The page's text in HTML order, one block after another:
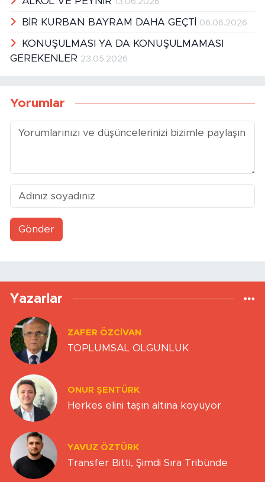
BİR KURBAN BAYRAM DAHA GEÇTİ 06.06.2026
KONUŞULMASI YA DA KONUŞULMAMASI
GEREKENLER 23.05.2026
Yorumlar
Gönder
Yazarlar
ZAFER ÖZCIVAN
TOPLUMSAL OLGUNLUK
ONUR ŞENTÜRK
Herkes elini taşın altına koyuyor
YAVUZ ÖZTÜRK
Transfer Bitti, Şimdi Sıra Tribünde